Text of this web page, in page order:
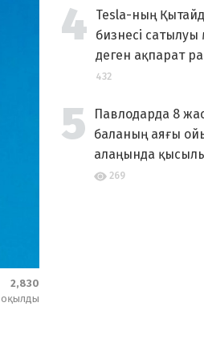
2,830
оқылды
Tesla-ның
бизнесі сатылуы
деген ақпарат
432
Павлодарда 8
баланың аяғы
алаңында
269